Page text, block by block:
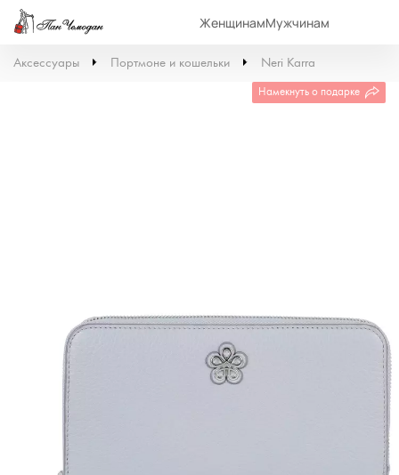
ЖенщинамМужчинам
Аксессуары Портмоне и кошельки Neri Karra
Намекнуть о подарке